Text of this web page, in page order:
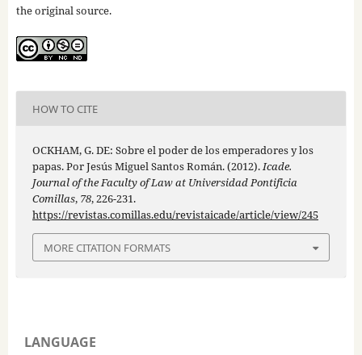
the original source.
HOW TO CITE
OCKHAM, G. DE: Sobre el poder de los emperadores y los
papas. Por Jesús Miguel Santos Román. (2012).Icade.
Journal of the Faculty of Law at Universidad Pontificia
Comillas, 78, 226-231.
https://revistas.comillas.edu/revistaicade/article/view/245
MORE CITATION FORMATS
LANGUAGE